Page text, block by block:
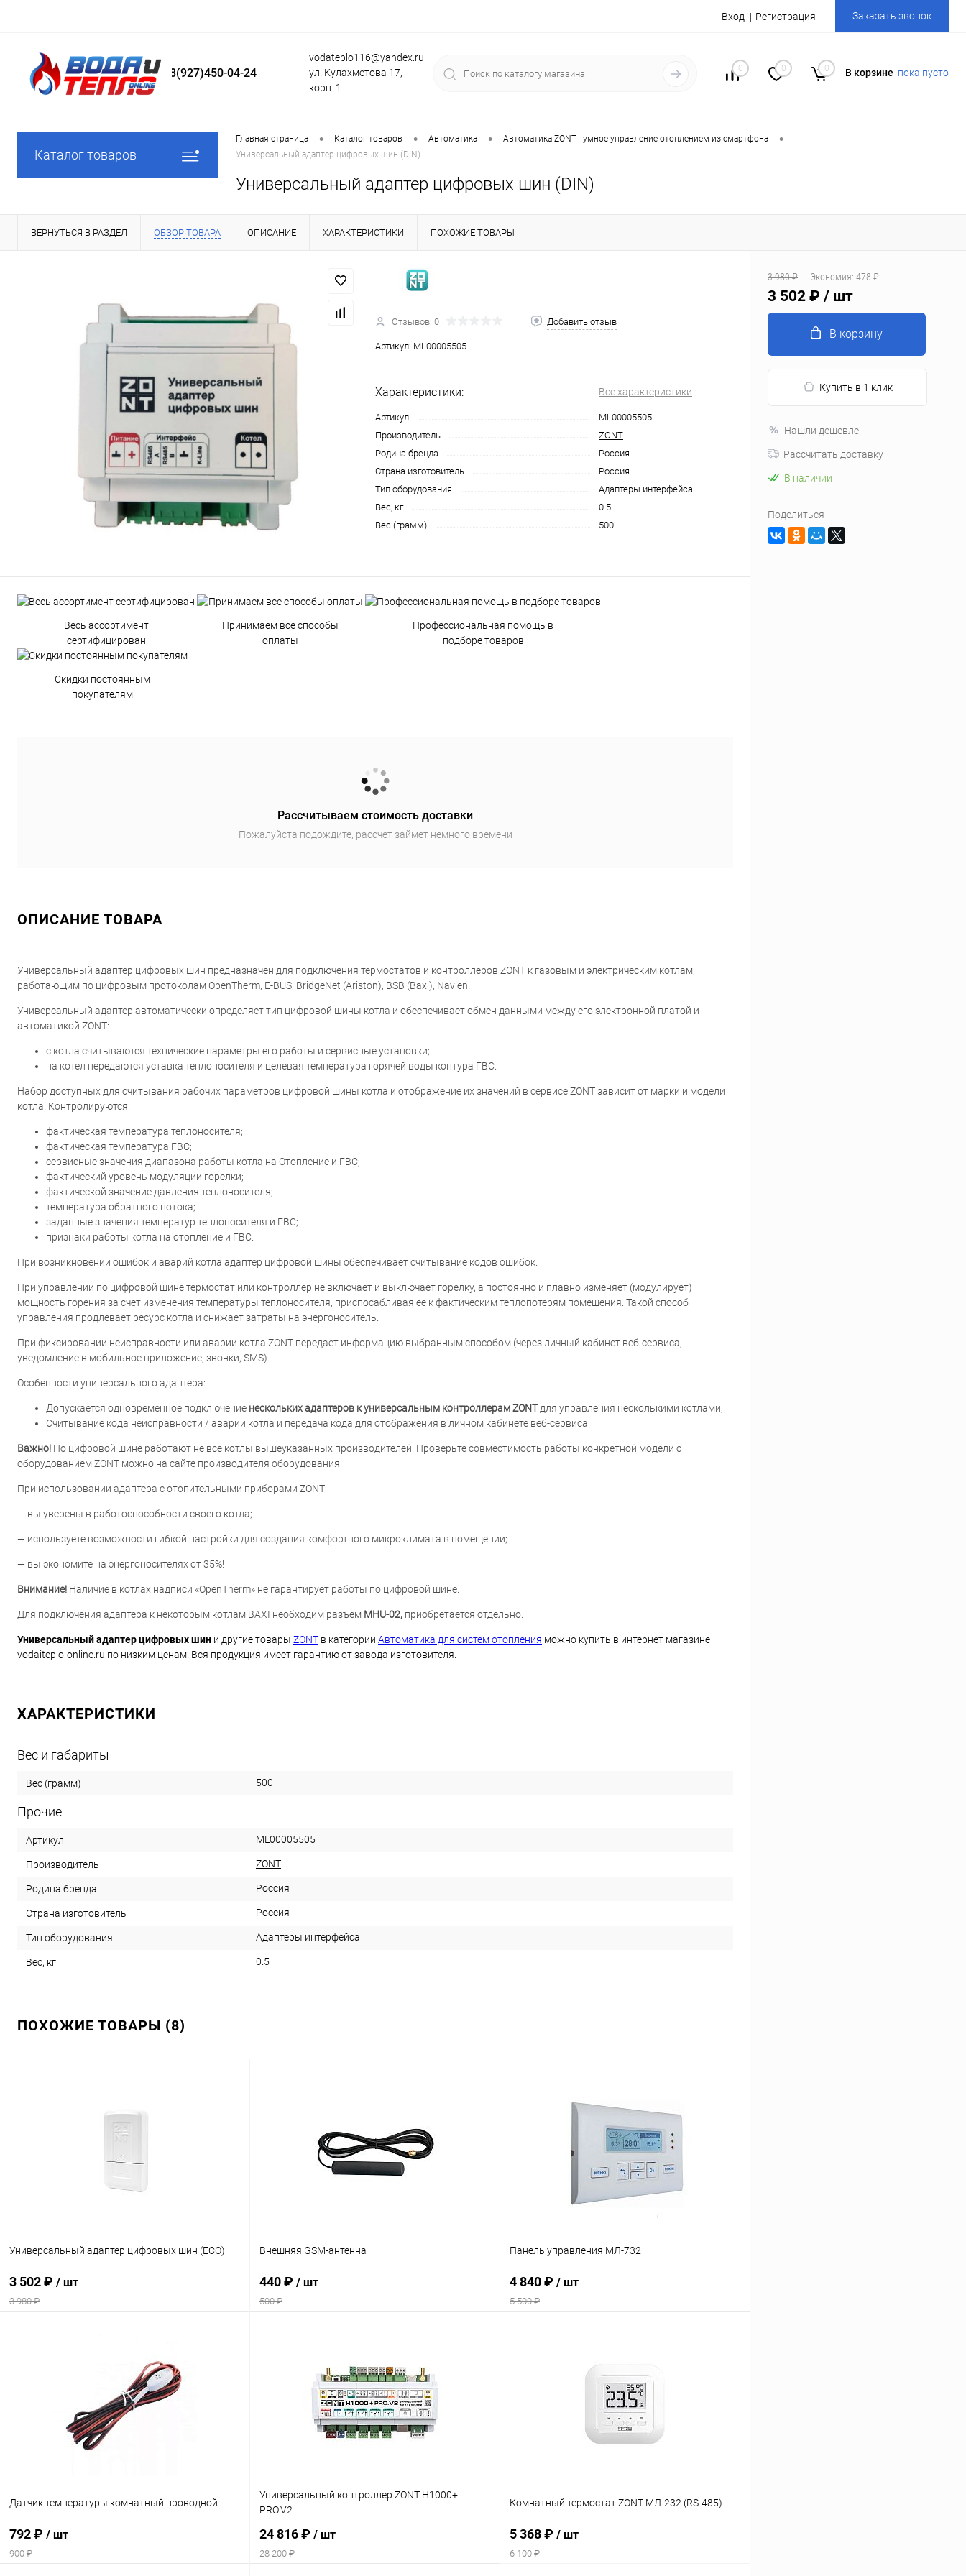
Вход Регистрация Заказать звонок
8(927)450-04-24
vodateplo116@yandex.ru
ул. Кулахметова 17,
корп. 1
0 0 0 В корзине пока пусто
Каталог товаров
Главная страница • Каталог товаров • Автоматика • Автоматика ZONT - умное управление отоплением из смартфона •
Универсальный адаптер цифровых шин (DIN)
Универсальный адаптер цифровых шин (DIN)
ВЕРНУТЬСЯ В РАЗДЕЛ ОБЗОР ТОВАРА ОПИСАНИЕ ХАРАКТЕРИСТИКИ ПОХОЖИЕ ТОВАРЫ
Отзывов: 0 Добавить отзыв
Артикул: ML00005505
Характеристики: Все характеристики
Артикул
ML00005505
Производитель
ZONT
Родина бренда
Россия
Страна изготовитель
Россия
Тип оборудования
Адаптеры интерфейса
Вес, кг
0.5
Вес (грамм)
500
Весь ассортимент
сертифицирован
Принимаем все способы
оплаты
Профессиональная помощь в
подборе товаров
Скидки постоянным
покупателям
Рассчитываем стоимость доставки
Пожалуйста подождите, рассчет займет немного времени
ОПИСАНИЕ ТОВАРА
Универсальный адаптер цифровых шин предназначен для подключения термостатов и контроллеров ZONT к газовым и электрическим котлам,
работающим по цифровым протоколам OpenTherm, E-BUS, BridgeNet (Ariston), BSB (Baxi), Navien.
Универсальный адаптер автоматически определяет тип цифровой шины котла и обеспечивает обмен данными между его электронной платой и
автоматикой ZONT:
с котла считываются технические параметры его работы и сервисные установки;
на котел передаются уставка теплоносителя и целевая температура горячей воды контура ГВС.
Набор доступных для считывания рабочих параметров цифровой шины котла и отображение их значений в сервисе ZONT зависит от марки и модели
котла. Контролируются:
фактическая температура теплоносителя;
фактическая температура ГВС;
сервисные значения диапазона работы котла на Отопление и ГВС;
фактический уровень модуляции горелки;
фактической значение давления теплоносителя;
температура обратного потока;
заданные значения температур теплоносителя и ГВС;
признаки работы котла на отопление и ГВС.
При возникновении ошибок и аварий котла адаптер цифровой шины обеспечивает считывание кодов ошибок.
При управлении по цифровой шине термостат или контроллер не включает и выключает горелку, а постоянно и плавно изменяет (модулирует)
мощность горения за счет изменения температуры теплоносителя, приспосабливая ее к фактическим теплопотерям помещения. Такой способ
управления продлевает ресурс котла и снижает затраты на энергоноситель.
При фиксировании неисправности или аварии котла ZONT передает информацию выбранным способом (через личный кабинет веб-сервиса,
уведомление в мобильное приложение, звонки, SMS).
Особенности универсального адаптера:
Допускается одновременное подключение нескольких адаптеров к универсальным контроллерам ZONTдля управления несколькими котлами;
Считывание кода неисправности / аварии котла и передача кода для отображения в личном кабинете веб-сервиса
Важно! По цифровой шине работают не все котлы вышеуказанных производителей. Проверьте совместимость работы конкретной модели с
оборудованием ZONT можно на сайте производителя оборудования
При использовании адаптера с отопительными приборами ZONT:
— вы уверены в работоспособности своего котла;
— используете возможности гибкой настройки для создания комфортного микроклимата в помещении;
— вы экономите на энергоносителях от 35%!
Внимание! Наличие в котлах надписи «OpenTherm» не гарантирует работы по цифровой шине.
Для подключения адаптера к некоторым котлам BAXI необходим разъем MHU-02, приобретается отдельно.
Универсальный адаптер цифровых шин и другие товары ZONT в категории Автоматика для систем отопления можно купить в интернет магазине
vodaiteplo-online.ru по низким ценам. Вся продукция имеет гарантию от завода изготовителя.
ХАРАКТЕРИСТИКИ
Вес и габариты
Вес (грамм) 500
Прочие
Артикул ML00005505
Производитель ZONT
Родина бренда Россия
Страна изготовитель Россия
Тип оборудования Адаптеры интерфейса
Вес, кг 0.5
ПОХОЖИЕ ТОВАРЫ (8)
Универсальный адаптер цифровых шин (ECO)
3 502 ₽ / шт
3 980 ₽
Сравнение
В наличии
Внешняя GSM-антенна
440 ₽ / шт
500 ₽
Купить в 1 клик Сравнение
В избранное заказ 3-5 дней
Панель управления МЛ-732
4 840 ₽ / шт
5 500 ₽
Купить в 1 клик Сравнение
Датчик температуры комнатный проводной
792 ₽ / шт
900 ₽
Универсальный контроллер ZONT H1000+
PRO.V2
24 816 ₽ / шт
28 200 ₽
Комнатный термостат ZONT МЛ-232 (RS-485)
5 368 ₽ / шт
6 100 ₽
3 980 ₽ Экономия: 478 ₽
3 502 ₽ / шт
В корзину
Купить в 1 клик
Нашли дешевле
Рассчитать доставку
В наличии
Поделиться